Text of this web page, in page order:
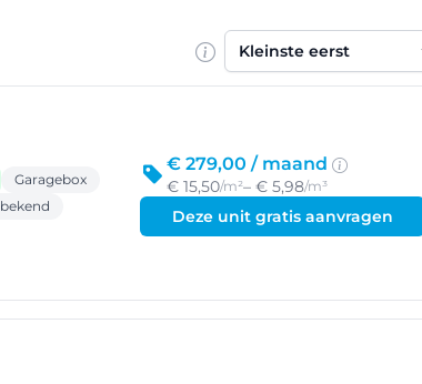
Sorteren op
Garagebox
€ 279,00 / maand
€ 15,50/m²– € 5,98/m³
Deze unit gratis aanvragen